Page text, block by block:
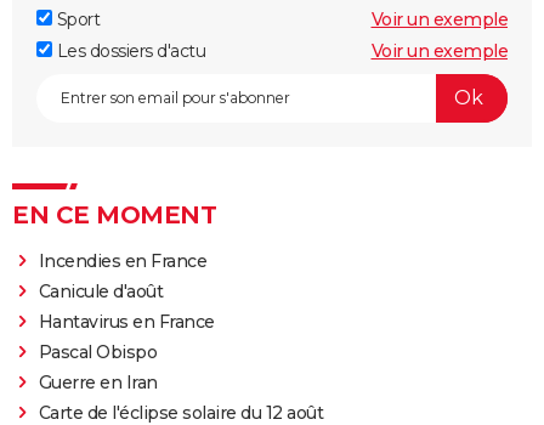
Sport
Voir un exemple
Les dossiers d'actu
Voir un exemple
EN CE MOMENT
Incendies en France
Canicule d'août
Hantavirus en France
Pascal Obispo
Guerre en Iran
Carte de l'éclipse solaire du 12 août